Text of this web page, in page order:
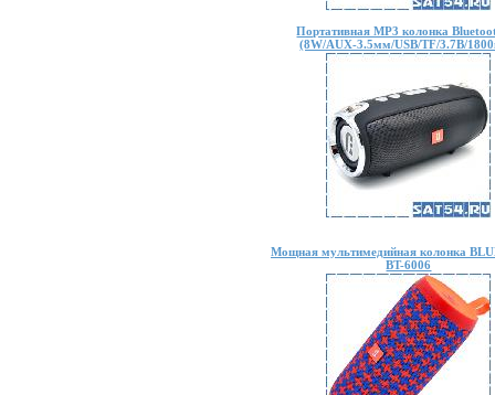
Портативная MP3 колонка
(8W/AUX-3.5мм/USB/TF/3.7В/
Мощная мультимедийная колонка
BT-6006